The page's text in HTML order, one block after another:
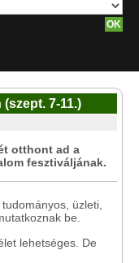
7-11.)
otthont ad a
fesztiváljának.
üzleti,
be.
lehetséges. De